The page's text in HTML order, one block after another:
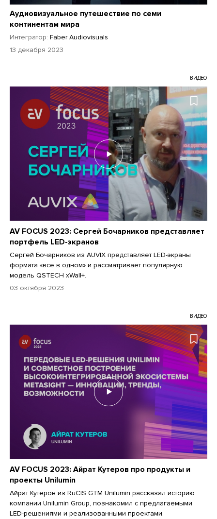
Аудиовизуальное путешествие по семи
континентам мира
Интегратор: Faber Audiovisuals
13 декабря 2023
ВИДЕО
AV FOCUS 2023: Сергей Бочарников представляет
портфель LED-экранов
Сергей Бочарников из AUVIX представляет LED-экраны
формата «все в одном» и рассматривает популярную
модель QSTECH xWall+.
03 октября 2023
ВИДЕО
AV FOCUS 2023: Айрат Кутеров про продукты и
проекты Unilumin
Айрат Кутеров из RuCIS GTM Unilumin рассказал историю
компании Unilumin Group, познакомил с предлагаемыми
LED-решениями и реализованными проектами.